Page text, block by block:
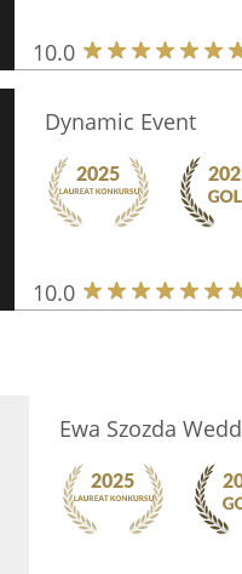
10.0
Dynamic Event
10.0
Ewa Szozda